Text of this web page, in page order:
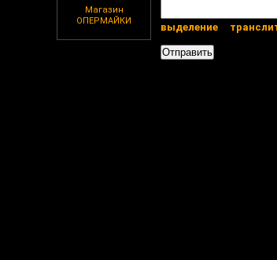
Магазин
ОПЕРМАЙКИ
выделение